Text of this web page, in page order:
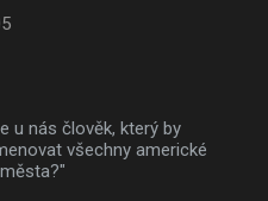
u nás člověk, který by
všechny americké